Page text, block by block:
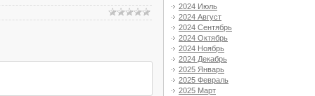
2024 Июль
2024 Август
2024 Сентябрь
2024 Октябрь
2024 Ноябрь
2024 Декабрь
2025 Январь
2025 Февраль
2025 Март